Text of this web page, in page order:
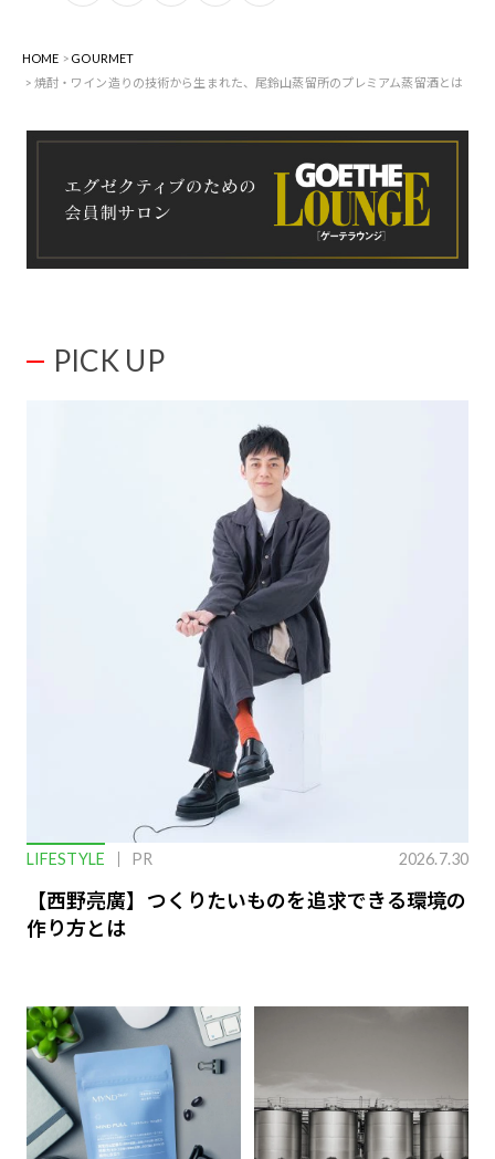
HOME
GOURMET
焼酎・ワイン造りの技術から生まれた、尾鈴山蒸留所のプレミアム蒸留酒とは
PICK UP
LIFESTYLE PR 2026.7.30
【西野亮廣】つくりたいものを追求できる環境の
作り方とは